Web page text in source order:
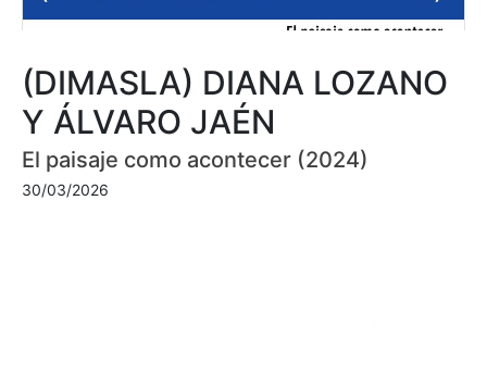
(DIMASLA) DIANA LOZANO
Y ÁLVARO JAÉN
El paisaje como acontecer (2024)
30/03/2026